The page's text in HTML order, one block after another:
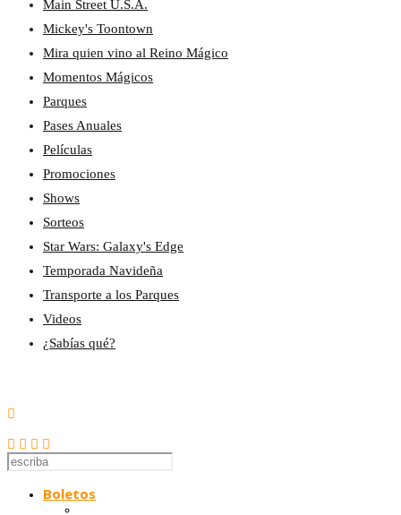
Main Street U.S.A.
Mickey's Toontown
Mira quien vino al Reino Mágico
Momentos Mágicos
Parques
Pases Anuales
Películas
Promociones
Shows
Sorteos
Star Wars: Galaxy's Edge
Temporada Navideña
Transporte a los Parques
Videos
¿Sabías qué?
Boletos